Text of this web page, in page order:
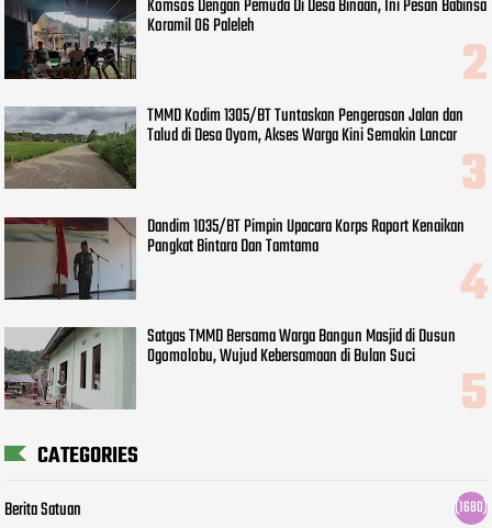
Komsos Dengan Pemuda Di Desa Binaan, Ini Pesan Babinsa
Koramil 06 Paleleh
TMMD Kodim 1305/BT Tuntaskan Pengerasan Jalan dan
Talud di Desa Oyom, Akses Warga Kini Semakin Lancar
Dandim 1035/BT Pimpin Upacara Korps Raport Kenaikan
Pangkat Bintara Dan Tamtama
Satgas TMMD Bersama Warga Bangun Masjid di Dusun
Ogomolobu, Wujud Kebersamaan di Bulan Suci
CATEGORIES
Berita Satuan (1680)